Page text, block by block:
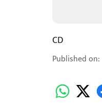
CD
Published on: